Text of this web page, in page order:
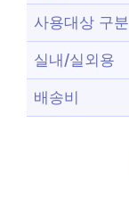
사용대상 구분
실내/실외용
배송비